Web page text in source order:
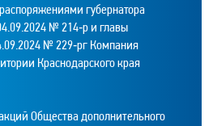
губернатора
№ 214‑р и главы
№ 229‑рг Компания
Краснодарского края
Общества дополнительного